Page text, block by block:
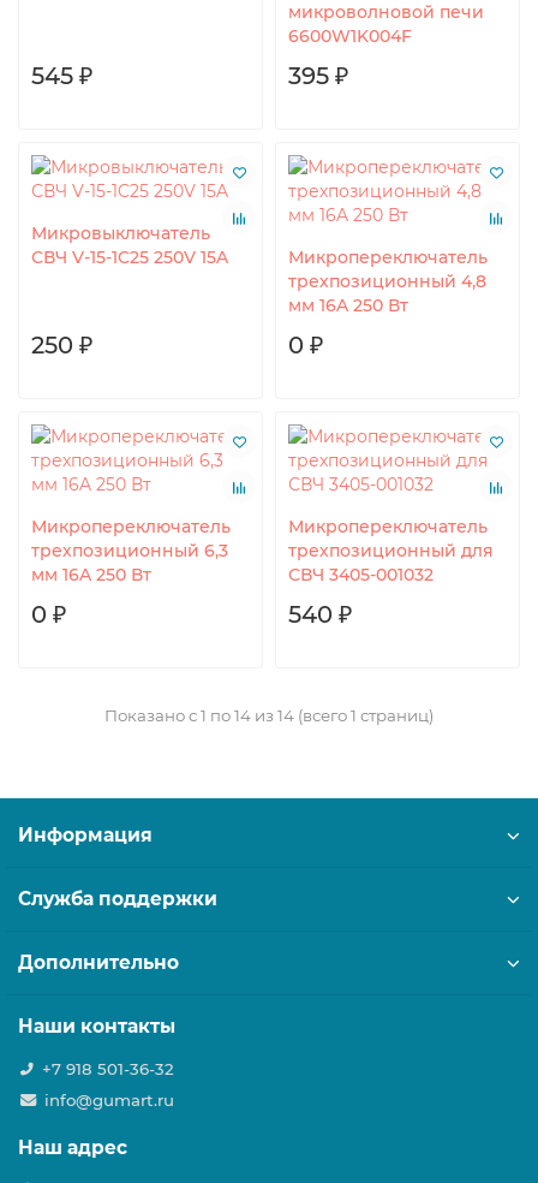
545 ₽
микроволновой печи
6600W1K004F
395 ₽
Микровыключатель
СВЧ V-15-1C25 250V 15A
250 ₽
Микропереключатель
трехпозиционный 4,8
мм 16A 250 Вт
0 ₽
Микропереключатель
трехпозиционный 6,3
мм 16A 250 Вт
0 ₽
Микропереключатель
трехпозиционный для
СВЧ 3405-001032
540 ₽
Показано с 1 по 14 из 14 (всего 1 страниц)
Информация
Служба поддержки
Дополнительно
Наши контакты
+7 918 501-36-32
info@gumart.ru
Наш адрес